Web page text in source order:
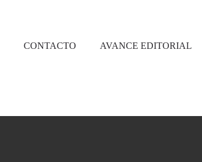
CONTACTO AVANCE EDITORIAL